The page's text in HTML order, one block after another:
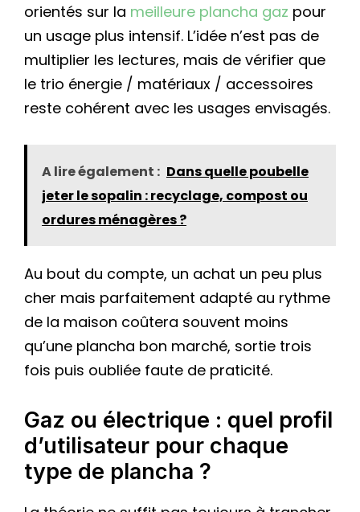
orientés sur la meilleure plancha gaz pour
un usage plus intensif. L’idée n’est pas de
multiplier les lectures, mais de vérifier que
le trio énergie / matériaux / accessoires
reste cohérent avec les usages envisagés.
A lire également : Dans quelle poubelle
jeter le sopalin : recyclage, compost ou
ordures ménagères ?
Au bout du compte, un achat un peu plus
cher mais parfaitement adapté au rythme
de la maison coûtera souvent moins
qu’une plancha bon marché, sortie trois
fois puis oubliée faute de praticité.
Gaz ou électrique : quel profil
d’utilisateur pour chaque
type de plancha ?